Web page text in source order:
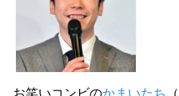
お笑いコンビのかまいたち （